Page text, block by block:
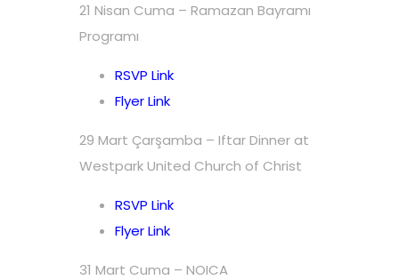
21 Nisan Cuma – Ramazan Bayramı
Programı
RSVP Link
Flyer Link
29 Mart Çarşamba – Iftar Dinner at
Westpark United Church of Christ
RSVP Link
Flyer Link
31 Mart Cuma – NOICA